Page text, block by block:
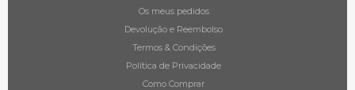
Os meus pedidos
Devolução e Reembolso
Termos & Condições
Política de Privacidade
Como Comprar